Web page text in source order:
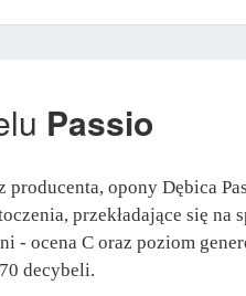
Passio
opony Dębica
przekładające się na
- ocena C oraz poziom
decybeli.